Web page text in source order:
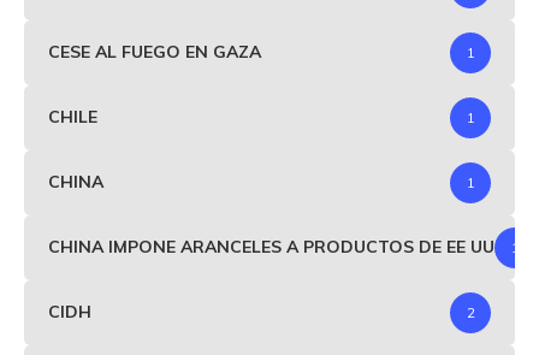
CESE AL FUEGO EN GAZA 1
CHILE 1
CHINA 1
CHINA IMPONE ARANCELES A PRODUCTOS DE EE UU 1
CIDH 2